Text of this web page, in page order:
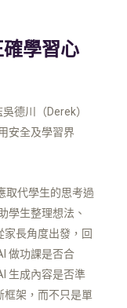
學習心
德川（Derek）
安全及學習界
取代學生的思考過
學生整理想法、
長角度出發，回
做功課是否合
生成內容是否準
框架，而不只是單